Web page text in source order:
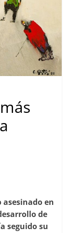
asesinado en
de
seguido su